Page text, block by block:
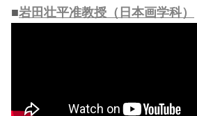
■岩田壮平准教授（日本画学科）